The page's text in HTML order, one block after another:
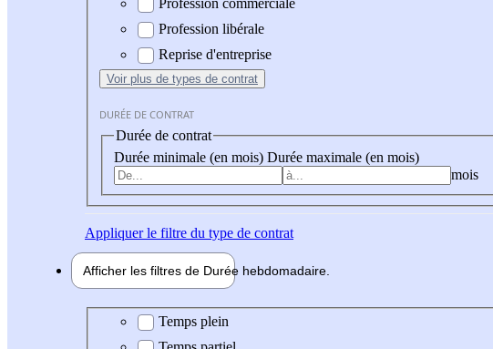
Profession commerciale
Profession libérale
Reprise d'entreprise
Voir plus de types de contrat
DURÉE DE CONTRAT
Durée de contrat
Durée minimale (en mois) Durée maximale (en mois)
mois
Appliquerle filtre du type de contrat
Afficher les filtres de Durée hebdomadaire
Durée hebdomadaire
Temps plein